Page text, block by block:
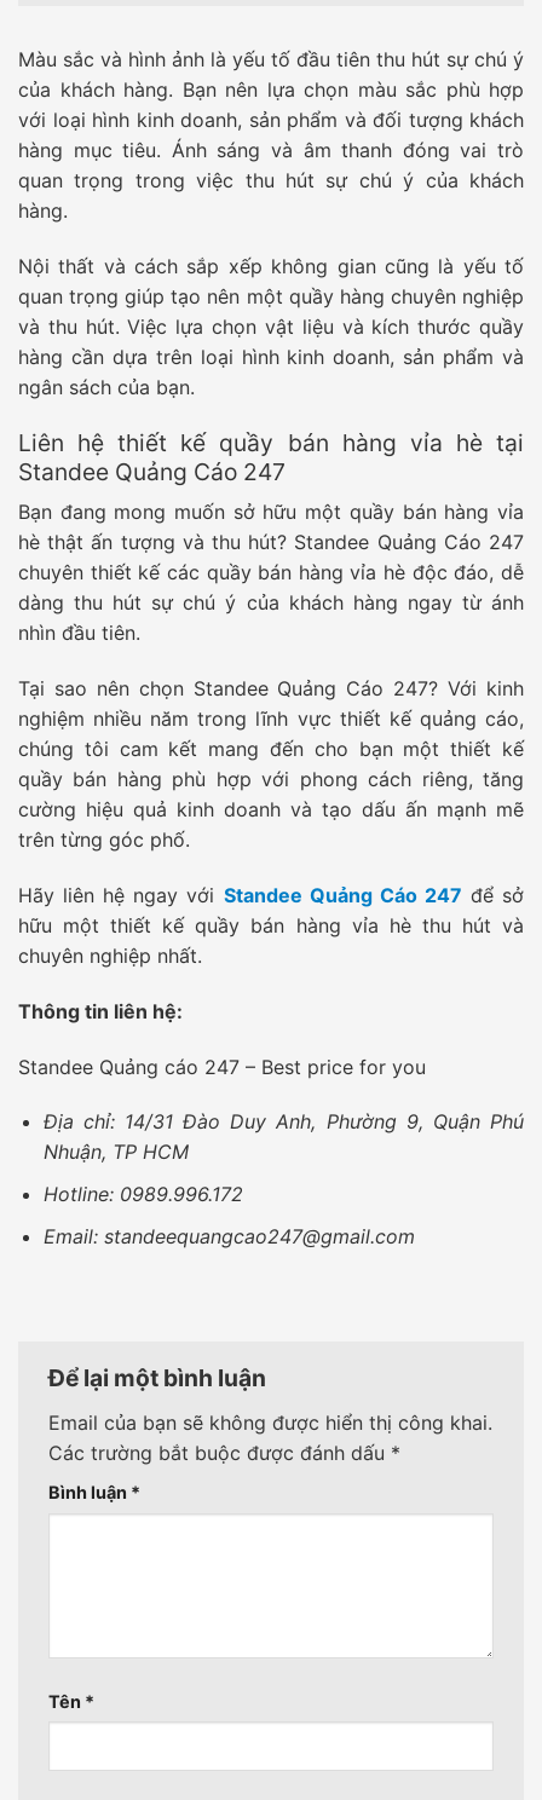
Màu sắc và hình ảnh là yếu tố đầu tiên thu hút sự chú ý
của khách hàng. Bạn nên lựa chọn màu sắc phù hợp
với loại hình kinh doanh, sản phẩm và đối tượng khách
hàng mục tiêu. Ánh sáng và âm thanh đóng vai trò
quan trọng trong việc thu hút sự chú ý của khách
hàng.
Nội thất và cách sắp xếp không gian cũng là yếu tố
quan trọng giúp tạo nên một quầy hàng chuyên nghiệp
và thu hút. Việc lựa chọn vật liệu và kích thước quầy
hàng cần dựa trên loại hình kinh doanh, sản phẩm và
ngân sách của bạn.
Liên hệ thiết kế quầy bán hàng vỉa hè tại
Standee Quảng Cáo 247
Bạn đang mong muốn sở hữu một quầy bán hàng vỉa
hè thật ấn tượng và thu hút? Standee Quảng Cáo 247
chuyên thiết kế các quầy bán hàng vỉa hè độc đáo, dễ
dàng thu hút sự chú ý của khách hàng ngay từ ánh
nhìn đầu tiên.
Tại sao nên chọn Standee Quảng Cáo 247? Với kinh
nghiệm nhiều năm trong lĩnh vực thiết kế quảng cáo,
chúng tôi cam kết mang đến cho bạn một thiết kế
quầy bán hàng phù hợp với phong cách riêng, tăng
cường hiệu quả kinh doanh và tạo dấu ấn mạnh mẽ
trên từng góc phố.
Hãy liên hệ ngay với Standee Quảng Cáo 247 để sở
hữu một thiết kế quầy bán hàng vỉa hè thu hút và
chuyên nghiệp nhất.
Thông tin liên hệ:
Standee Quảng cáo 247 – Best price for you
Địa chỉ: 14/31 Đào Duy Anh, Phường 9, Quận Phú
Nhuận, TP HCM
Hotline: 0989.996.172
Email: standeequangcao247@gmail.com
Để lại một bình luận
Email của bạn sẽ không được hiển thị công khai.
Các trường bắt buộc được đánh dấu *
Bình luận *
Tên *